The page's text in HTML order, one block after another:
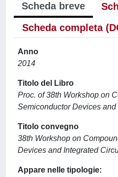
Scheda breve
Scheda completa
Anno
2014
Titolo del Libro
Proc. of 38th Workshop on
Semiconductor Devices
Titolo convegno
38th Workshop on
Devices and Integrated
Appare nelle tipologie: